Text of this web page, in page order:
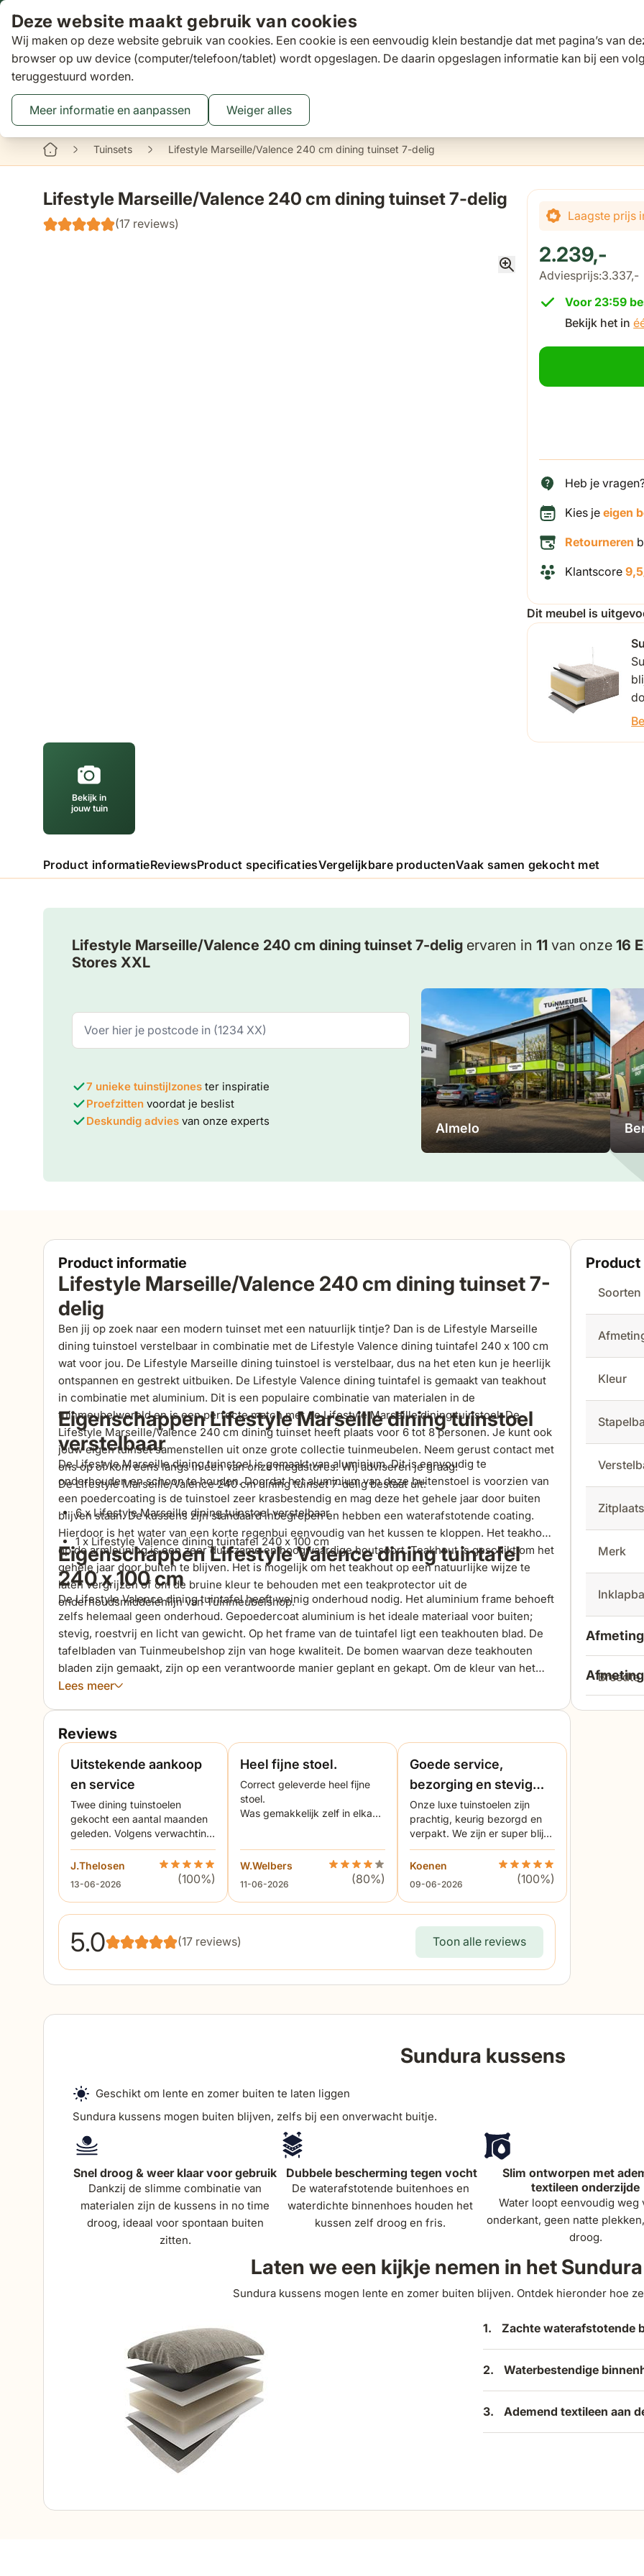
Deze website maakt gebruik van cookies
Wij maken op deze website gebruik van cookies. Een cookie is een eenvoudig klein bestandje dat met pagina’s van
browser op uw device (computer/telefoon/tablet) wordt opgeslagen. De daarin opgeslagen informatie kan bij een
teruggestuurd worden.
Meer informatie en aanpassen Weiger alles
Ga naar de inhoud
Zoeken
AanbiedingenTuinsets
Toggle submenu for Tuinsets
Toggle submenu for Loungesets
Toggle submenu for Tuinstoelen
Binnen 3 dagengratis bezorgd 16 XXL Experience Stores
Tuinsets Lifestyle Marseille/Valence 240 cm dining tuinset 7-delig
Lifestyle Marseille/Valence 240 cm dining tuinset 7-delig
(17 reviews)
Bekijk in
jouw tuin
De prijs is
Laagste prijs
2.239,-
Adviesprijs:3.337,-
Voor 23:59
Bekijk het in
Heb je
Kies je eigen
Retourneren
Klantscore
Dit meubel is
Product informatieReviewsProduct specificatiesVergelijkbare productenVaak samen gekocht met
Lifestyle Marseille/Valence 240 cm dining tuinset 7-delig ervaren in 11 van onze 16
Stores XXL
7 unieke tuinstijlzones ter inspiratie
Proefzitten voordat je beslist
Deskundig advies van onze experts Almelo
Product informatie
Lifestyle Marseille/Valence 240 cm dining tuinset 7-
delig
Ben jij op zoek naar een modern tuinset met een natuurlijk tintje? Dan is de Lifestyle Marseille
dining tuinstoel verstelbaar in combinatie met de Lifestyle Valence dining tuintafel 240 x 100 cm
wat voor jou. De Lifestyle Marseille dining tuinstoel is verstelbaar, dus na het eten kun je heerlijk
ontspannen en gestrekt uitbuiken. De Lifestyle Valence dining tuintafel is gemaakt van teakhout
in combinatie met aluminium. Dit is een populaire combinatie van materialen in de
tuinmeubelwereld en is een perfecte match met de Lifestyle Marseille dining tuinstoel. De
Lifestyle Marseille/Valence 240 cm dining tuinset heeft plaats voor 6 tot 8 personen. Je kunt ook
jouw eigen tuinset samenstellen uit onze grote collectie tuinmeubelen. Neem gerust contact met
ons op of kom eens langs in één van onze megastores. Wij adviseren je graag!
De Lifestyle Marseille/Valence 240 cm dining tuinset 7-delig bestaat uit:
6 x Lifestyle Marseille dining tuinstoel verstelbaar
1 x Lifestyle Valence dining tuintafel 240 x 100 cm
Eigenschappen Lifestyle Marseille dining tuinstoel
verstelbaar
De Lifestyle Marseille dining tuinstoel is gemaakt van aluminium. Dit is eenvoudig te
onderhouden en schoon te houden. Doordat het aluminium van deze buitenstoel is voorzien van
een poedercoating is de tuinstoel zeer krasbestendig en mag deze het gehele jaar door buiten
blijven staan. De kussens zijn standaard inbegrepen en hebben een waterafstotende coating.
Hierdoor is het water van een korte regenbui eenvoudig van het kussen te kloppen. Het teakhout
op de armleuning is een zeer duurzame en hoogwaardige houtsoort. Teakhout is geschikt om het
gehele jaar door buiten te blijven. Het is mogelijk om het teakhout op een natuurlijke wijze te
laten vergrijzen of om de bruine kleur te behouden met een teakprotector uit de
onderhoudsmiddelenlijn van Tuinmeubelshop.
Eigenschappen Lifestyle Valence dining tuintafel
240 x 100 cm
De Lifestyle Valence dining tuintafel heeft weinig onderhoud nodig. Het aluminium frame behoeft
zelfs helemaal geen onderhoud. Gepoedercoat aluminium is het ideale materiaal voor buiten;
stevig, roestvrij en licht van gewicht. Op het frame van de tuintafel ligt een teakhouten blad. De
tafelbladen van Tuinmeubelshop zijn van hoge kwaliteit. De bomen waarvan deze teakhouten
bladen zijn gemaakt, zijn op een verantwoorde manier geplant en gekapt. Om de kleur van het
blad te behouden, adviseren wij het tafelblad te behandelen met een teakprotector van Garden
Lees meer
Reviews
Uitstekende aankoop
en service
Twee dining tuinstoelen
gekocht een aantal maanden
geleden. Volgens verwachting
zou de levering begin juni
plaatsvinden. Dat is gebeurd.
We werden prima op de
hoogte gehouden en de
aflevering verliep vlekkeloos.
we hopen er nog lang van te
kunnen genieten.
J.Thelosen
13 juni 2026
13-06-2026
Beoordeling Lifestyle Marseille/Valence 240 cm dining tuinset 7-delig. 5 van 5 sterren
(100%)
Heel fijne stoel.
Correct geleverde heel fijne
stoel.
Was gemakkelijk zelf in elkaar
W.Welbers
11 juni 2026
11-06-2026
Beoordeling Lifestyle Marseille/Valence 240 cm dining
(80%)
Goede service,
bezorging en stevig
verpakt.
Onze luxe tuinstoelen zijn
prachtig, keurig bezorgd en
verpakt. We zijn er super blij
mee.
Koenen
9 juni 2026
09-06-2026
Beoordeling Lifestyle
(100%)
5.0 (17 reviews) Toon alle reviews
Soorten
Kleur
Merk
breedte
Sundura kussens
Geschikt om lente en zomer buiten te laten liggen
Sundura kussens mogen buiten blijven, zelfs bij een onverwacht buitje.
Snel droog & weer klaar voor gebruik
Dankzij de slimme combinatie van
materialen zijn de kussens in no time
droog, ideaal voor spontaan buiten
zitten.
Dubbele bescherming tegen vocht
De waterafstotende buitenhoes en
waterdichte binnenhoes houden het
kussen zelf droog en fris.
Slim ontworpen met
textileen onderzijde
Water loopt eenvoudig weg
onderkant, geen natte
droog.
Laten we een kijkje nemen in het
Sundura kussens mogen lente en zomer buiten blijven. Ontdek hieronder hoe
1. Zachte waterafstotende
2. Waterbestendige
3. Ademend textileen aan